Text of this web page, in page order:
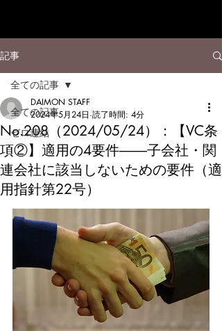
記事
全ての記事
ゼロ連結
全ての記事
No.208（2024/05/24）：【VC条
項②】適用の4要件――子会社・関
連会社に該当しないための要件（適
用指針第22号）
DAIMON STAFF
2024年5月24日 読了時間: 4分